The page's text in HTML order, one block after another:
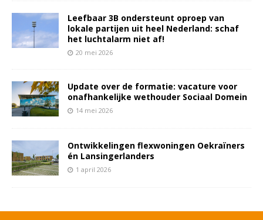
Leefbaar 3B ondersteunt oproep van
lokale partijen uit heel Nederland: schaf
het luchtalarm niet af!
20 mei 2026
Update over de formatie: vacature voor
onafhankelijke wethouder Sociaal Domein
14 mei 2026
Ontwikkelingen flexwoningen Oekraïners
én Lansingerlanders
1 april 2026